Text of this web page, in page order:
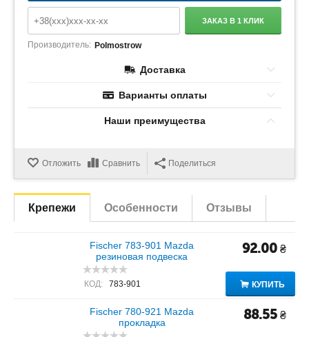
ЗАКАЗ В 1 КЛИК
Производитель: Polmostrow
Доставка
Варианты оплаты
Наши преимущества
Отложить Сравнить Поделиться
Крепежи Особенности Отзывы
Fischer 783-901 Mazda
резиновая подвеска
КОД: 783-901
92.00 ₴
КУПИТЬ
Fischer 780-921 Mazda
прокладка
88.55 ₴